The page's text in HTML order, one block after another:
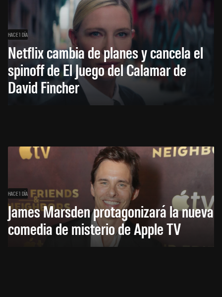
HACE 1 DÍA
Netflix cambia de planes y cancela el
spinoff de El Juego del Calamar de
David Fincher
HACE 1 DÍA
James Marsden protagonizará la nueva
comedia de misterio de Apple TV